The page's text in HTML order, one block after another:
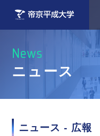
父母等の方
News
ニュース
ニュース - 広報